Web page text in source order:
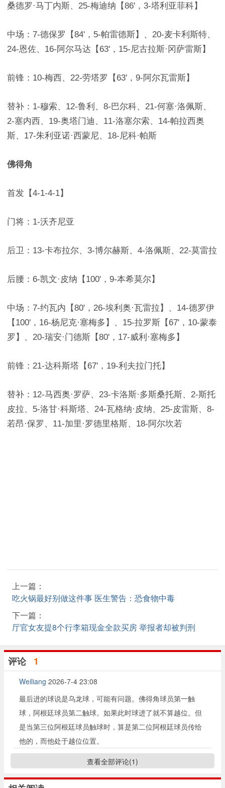
桑德罗·马丁内斯、25-梅迪纳【86'，3-塔利亚菲科】
中场：7-德保罗【84'，5-帕雷德斯】、20-麦卡利斯特、
24-恩佐、16-阿尔马达【63'，15-尼古拉斯·冈萨雷斯】
前锋：10-梅西、22-劳塔罗【63'，9-阿尔瓦雷斯】
替补：1-穆索、12-鲁利、8-巴尔科、21-何塞·洛佩斯、
2-塞内西、19-奥塔门迪、11-洛塞尔索、14-帕拉西奥
斯、17-朱利亚诺·西蒙尼、18-尼科·帕斯
佛得角
首发【4-1-4-1】
门将：1-沃齐尼亚
后卫：13-卡布拉尔、3-博尔赫斯、4-洛佩斯、22-莫雷拉
后腰：6-凯文·皮纳【100'，9-本希莫尔】
中场：7-约瓦内【80'，26-埃利奥·瓦雷拉】、14-德罗伊
【100'，16-杨尼克·塞梅多】、15-拉罗斯【67'，10-蒙泰
罗】、20-瑞安·门德斯【80'，17-威利·塞梅多】
前锋：21-达科斯塔【67'，19-利夫拉门托】
替补：12-马西奥·罗萨、23-卡洛斯·多斯桑托斯、2-斯托
皮拉、5-洛甘·科斯塔、24-瓦格纳·皮纳、25-皮雷斯、8-
若昂·保罗、11-加里·罗德里格斯、18-阿尔坎若
上一篇：
吃火锅最好别做这件事 医生警告：恐食物中毒
下一篇：
厅官女友提8个行李箱现金全款买房 举报者却被判刑
评论 1
Weiliang 2026-7-4 23:08
最后进的球说是乌龙球，可能有问题。佛得角球员第一触
球，阿根廷球员第二触球。如果此时球进了就不算越位。但
是当第三位阿根廷球员触球时，算是第二位阿根廷球员传给
他的，而他处于越位位置。
查看全部评论(1)